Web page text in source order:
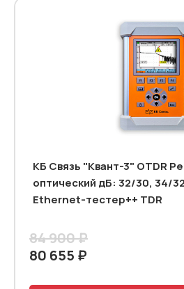
КБ Связь "Квант-3" OTDR
оптический дБ: 32/30, 34/
Ethernet-тестер++ TDR
84 900 ₽
80 655 ₽